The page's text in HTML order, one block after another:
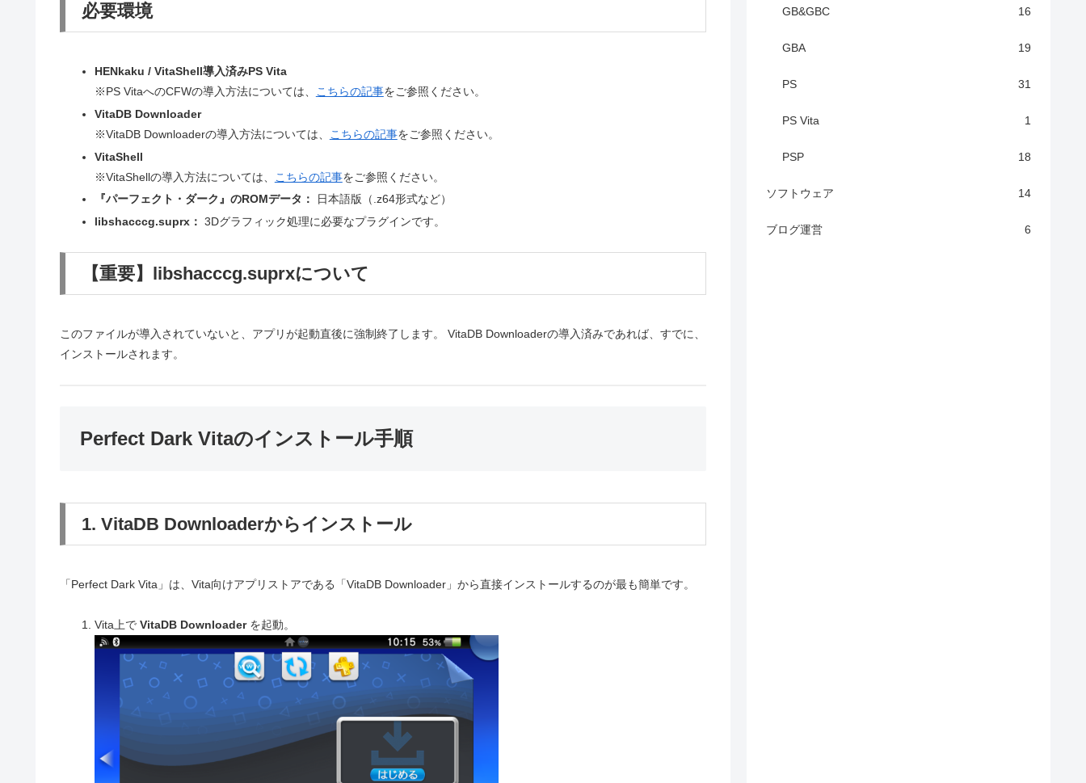
必要環境
HENkaku / VitaShell導入済みPS Vita
※PS VitaへのCFWの導入方法については、
こちらの記事をご参照ください。
VitaDB Downloader
※VitaDB Downloaderの導入方法については、
こちらの記事をご参照ください。
VitaShell
※VitaShellの導入方法については、
こちらの記事をご参照ください。
『パーフェクト・ダーク』のROMデータ：
日本語版（.z64形式など）
libshacccg.suprx： 3Dグラフィック処理に必要なプラグインです。
【重要】libshacccg.suprxについて
このファイルが導入されていないと、アプリが起動直後に強制終了します。 VitaDB Downloaderの導入済みであれば、すでに、
インストールされます。
Perfect Dark Vitaのインストール手順
1. VitaDB Downloaderからインストール
「Perfect Dark Vita」は、Vita向けアプリストアである「VitaDB Downloader」から直接インストールするのが最も簡単です。
Vita上で VitaDB Downloaderを起動。
GB&GBC 16
GBA 19
PS 31
PS Vita 1
PSP 18
ソフトウェア 14
ブログ運営 6